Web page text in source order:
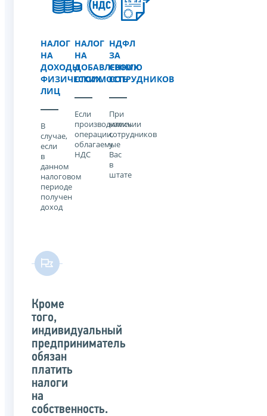
НАЛОГ
НА
ДОХОДЫ
ФИЗИЧЕСКИХ
ЛИЦ
В
случае,
если
в
данном
налоговом
периоде
получен
доход
НАЛОГ
НА
ДОБАВЛЕННУЮ
СТОИМОСТЬ
Если
производились
операции,
облагаемые
НДС
НДФЛ
ЗА
СВОИХ
СОТРУДНИКОВ
При
наличии
сотрудников
у
Вас
в
штате
Кроме
того,
индивидуальный
предприниматель
обязан
платить
налоги
на
собственность.